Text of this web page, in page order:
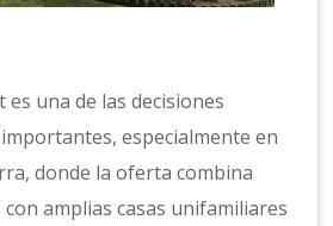
una de las decisiones
especialmente en
donde la oferta combina
amplias casas unifamiliares